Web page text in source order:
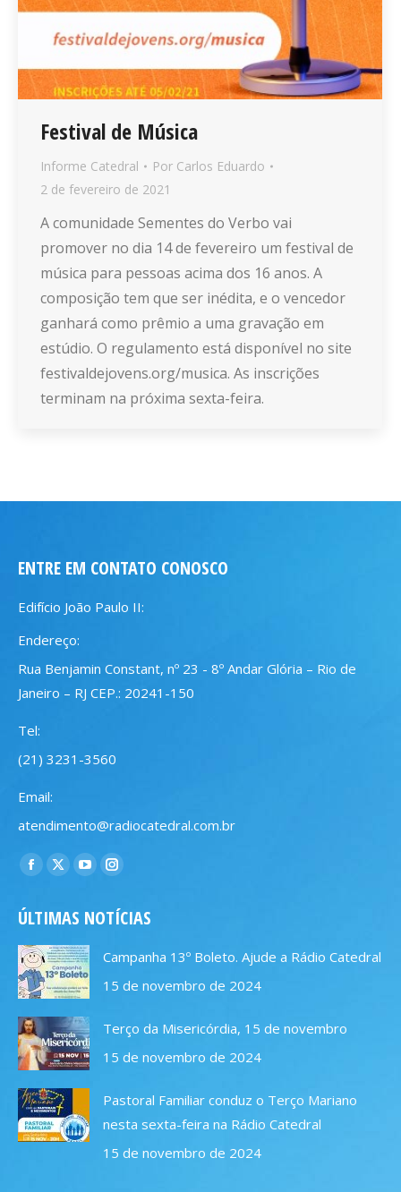
Festival de Música
Informe Catedral Por Carlos Eduardo
2 de fevereiro de 2021
A comunidade Sementes do Verbo vai
promover no dia 14 de fevereiro um festival de
música para pessoas acima dos 16 anos. A
composição tem que ser inédita, e o vencedor
ganhará como prêmio a uma gravação em
estúdio. O regulamento está disponível no site
festivaldejovens.org/musica. As inscrições
terminam na próxima sexta-feira.
ENTRE EM CONTATO CONOSCO
Edifício João Paulo II:
Endereço:
Rua Benjamin Constant, nº 23 - 8º Andar Glória – Rio de
Janeiro – RJ CEP.: 20241-150
Tel:
(21) 3231-3560
Email:
atendimento@radiocatedral.com.br
Encontre-nos em:
Facebook
opens
in
new
window
X
opens
in
new
window
YouTube
opens
in
new
window
Instagram
opens
new
window
ÚLTIMAS NOTÍCIAS
Campanha 13º Boleto. Ajude a Rádio Catedral
15 de novembro de 2024
Terço da Misericórdia, 15 de novembro
15 de novembro de 2024
Pastoral Familiar conduz o Terço Mariano
nesta sexta-feira na Rádio Catedral
15 de novembro de 2024